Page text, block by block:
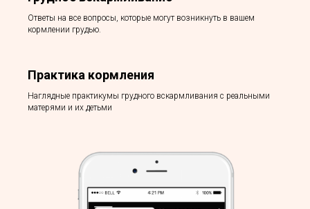
Ответы на все вопросы, которые могут возникнуть в вашем
кормлении грудью.
Практика кормления
Наглядные практикумы грудного вскармливания с реальными
матерями и их детьми